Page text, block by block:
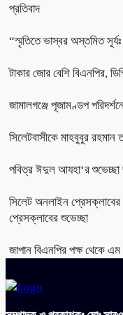
প্রতিবাদ
“স্মৃতিতে ভাস্বর অস্তমিত সূর্যঃ
টাকার জোর বেশি বিএনপির,
জামালগঞ্জে পূজামণ্ডপ
সিলেটবাসীকে মাহবুবুর
পবিত্র ঈদুল আযহা‘র শুভেচ্ছা
সিলেট অনলাইন প্রেসক্লাবের
প্রেসক্লাবের শুভেচ্ছা
জাপান বিএনপির পক্ষ থেকে